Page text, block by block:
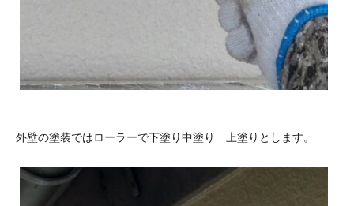
外壁の塗装ではローラーで下塗り中塗り 上塗りとします。